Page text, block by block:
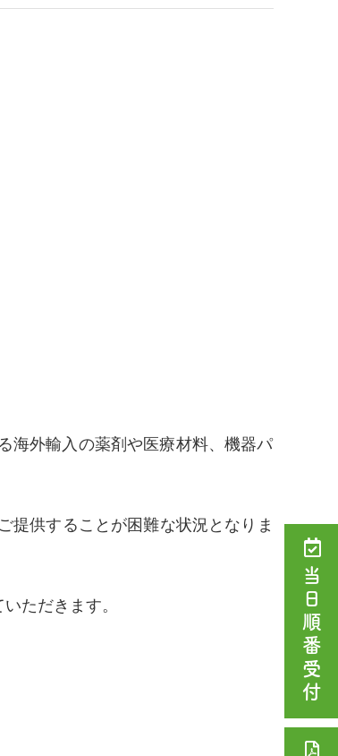
当日順番受付
海外輸入の薬剤や医療材料、機器パ
ご提供することが困難な状況となりま
ただきます。